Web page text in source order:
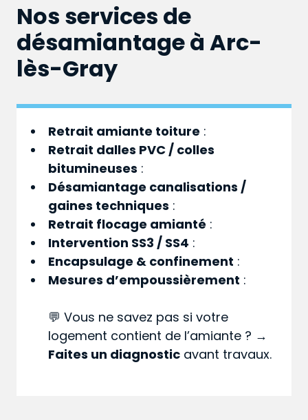
Nos services de
désamiantage à Arc-
lès-Gray
Retrait amiante toiture :
Retrait dalles PVC / colles
bitumineuses :
Désamiantage canalisations /
gaines techniques :
Retrait flocage amianté :
Intervention SS3 / SS4 :
Encapsulage & confinement :
Mesures d’empoussièrement :
💬 Vous ne savez pas si votre
logement contient de l’amiante ? →
Faites un diagnostic avant travaux.